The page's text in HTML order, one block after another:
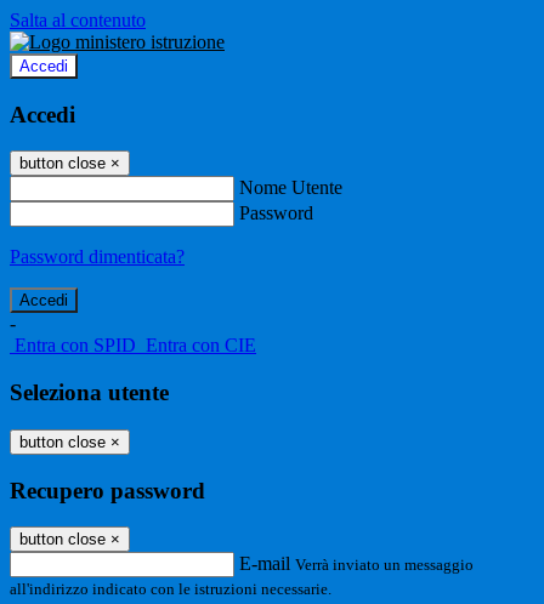
Salta al contenuto
Accedi
Accedi
button close ×
Nome Utente
Password
Password dimenticata?
-
Entra con SPID Entra con CIE
Seleziona utente
button close ×
Recupero password
button close ×
E-mail Verrà inviato un messaggio
all'indirizzo indicato con le istruzioni necessarie.